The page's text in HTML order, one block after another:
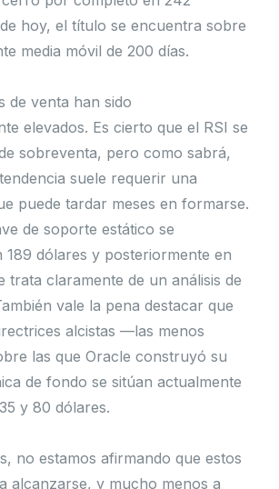
hoy, el título se encuentra sobre
media móvil de 200 días.
de venta han sido
elevados. Es cierto que el RSI se
sobreventa, pero como sabrá,
suele requerir una
puede tardar meses en formarse.
de soporte estático se
189 dólares y posteriormente en
trata claramente de un análisis de
vale la pena destacar que
alcistas —las menos
las que Oracle construyó su
de fondo se sitúan actualmente
y 80 dólares.
no estamos afirmando que estos
alcanzarse, y mucho menos a